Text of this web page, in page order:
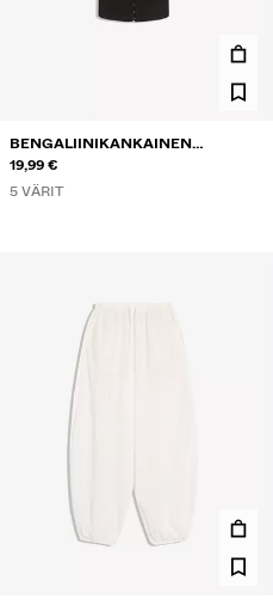
BENGALIINIKANKAINEN
KORSETTITOPPI
19,99 €
5 VÄRIT